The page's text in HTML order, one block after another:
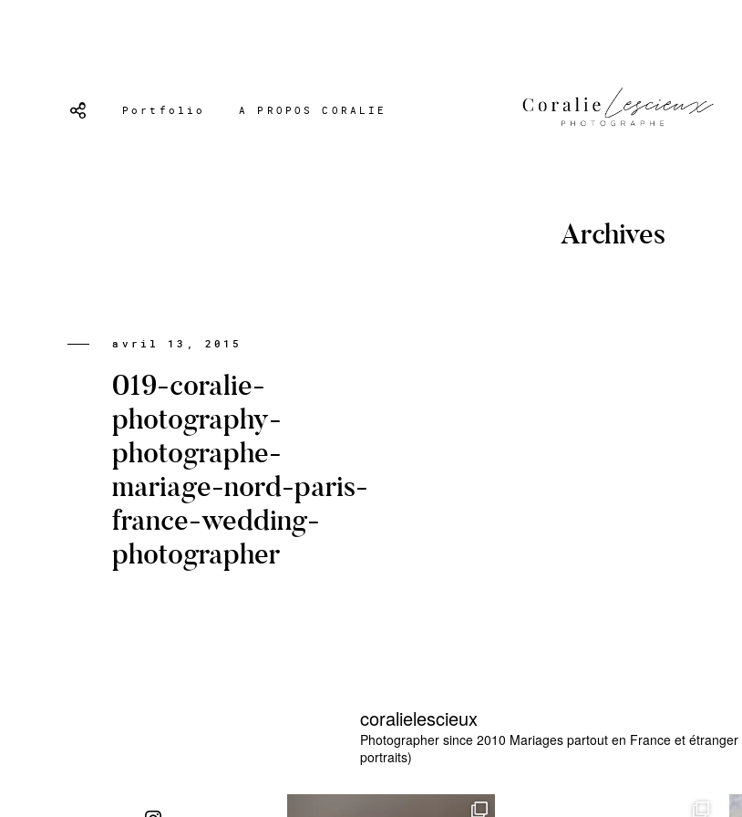
Portfolio A PROPOS CORALIE
Archives
avril 13, 2015
019-coralie-
photography-
photographe-
mariage-nord-paris-
france-wedding-
photographer
coralielescieux
Photographer since 2010 Mariages partout en France et étranger
portraits)